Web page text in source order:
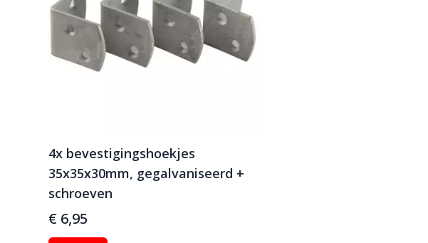
4x bevestigingshoekjes
35x35x30mm, gegalvaniseerd +
schroeven
€ 6,95